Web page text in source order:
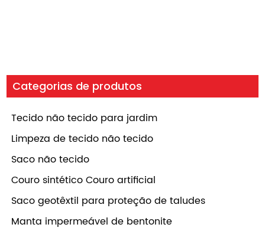
Categorias de produtos
Tecido não tecido para jardim
Limpeza de tecido não tecido
Saco não tecido
Couro sintético Couro artificial
Saco geotêxtil para proteção de taludes
Manta impermeável de bentonite